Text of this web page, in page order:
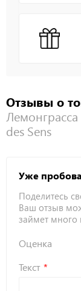
Отзывы о
des Sens
Уже
Поделитесь
Ваш отзыв
займет много
Оценка
Текст